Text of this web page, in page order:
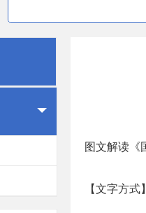
图文解读《
【文字方